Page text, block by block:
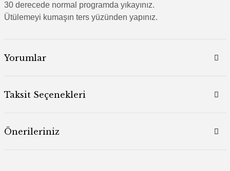
30 derecede normal programda yıkayınız.
Ütülemeyi kumaşın ters yüzünden yapınız.
Yorumlar
Taksit Seçenekleri
Önerileriniz